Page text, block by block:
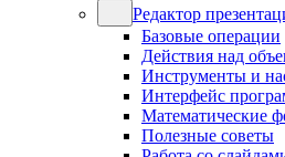
Редактор
Базовые операции
Действия над
Инструменты и
Интерфейс
Математические
Полезные советы